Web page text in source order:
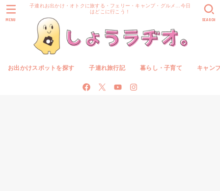
子連れお出かけ・オトクに旅する・フェリー・キャンプ・グルメ…今日
はどこに行こう！
お出かけスポットを探す 子連れ旅行記 暮らし・子育て キャン
SEARCH
MENU